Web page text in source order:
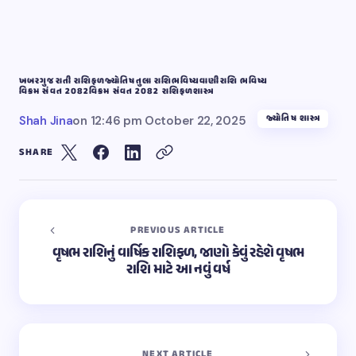
ખબરગુજરાતી રાશિફળજ્યોતિષતુલા રાશિભવિષ્યવાણીરાશિ ભવિષ્ય
વિક્રમ સંવત 2082વિક્રમ સંવત 2082 રાશિફળશાસ્ત્ર
Shah Jinaon 12:46 pm October 22, 2025 જ્યોતિષ શાસ્ત્ર
SHARE
PREVIOUS ARTICLE
વૃષભ રાશિનું વાર્ષિક રાશિફળ, જાણો કેવું રહેશે વૃષભ
રાશિ માટે આ નવું વર્ષ